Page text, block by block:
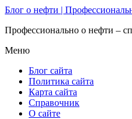
Блог о нефти |
Профессионально о нефти –
Меню
Блог сайта
Политика сайта
Карта сайта
Справочник
О сайте